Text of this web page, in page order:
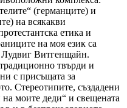
(германците) и
на всякакви
етика и
на моя език са
Лудвиг Витгенщайн.
твърди и
с присъщата за
Стереотипите, създадени
моите деди“ и свещената